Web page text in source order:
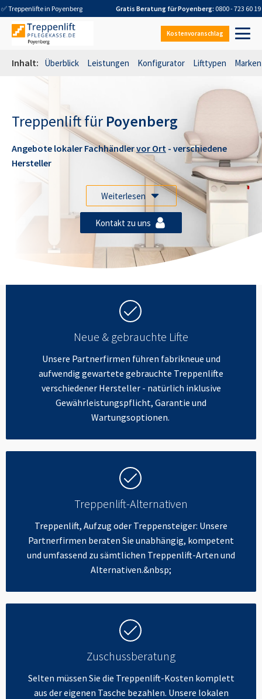
✅ Treppenlifte in Poyenberg Gratis Beratung fürPoyenberg: 0800 - 723 60 19
Kostenvoranschlag
Inhalt: Überblick Leistungen Konfigurator Lifttypen Marken
Treppenlift für Poyenberg
Angebote lokaler Fachhändlervor Ort - verschiedene
Hersteller
Weiterlesen
Kontakt zu uns
Neue & gebrauchte Lifte
Unsere Partnerfirmen führen fabrikneue und
aufwendig gewartete gebrauchte Treppenlifte
verschiedener Hersteller - natürlich inklusive
Gewährleistungspflicht, Garantie und
Wartungsoptionen.
Treppenlift-Alternativen
Treppenlift, Aufzug oder Treppensteiger: Unsere
Partnerfirmen beraten Sie unabhängig, kompetent
und umfassend zu sämtlichen Treppenlift-Arten und
Alternativen.&nbsp;
Zuschussberatung
Selten müssen Sie die Treppenlift-Kosten komplett
aus der eigenen Tasche bezahlen. Unsere lokalen